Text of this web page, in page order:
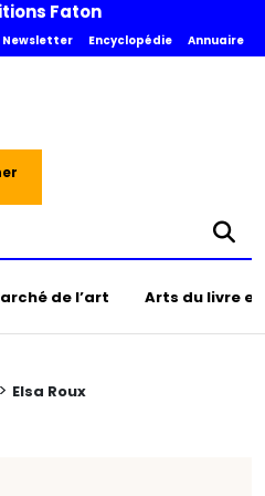
Faton
Newsletter Encyclopédie Annuaire
de l’art Arts du livre
> Elsa Roux